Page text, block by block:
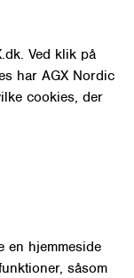
Ved klik på
har AGX Nordic
cookies, der
en hjemmeside
såsom